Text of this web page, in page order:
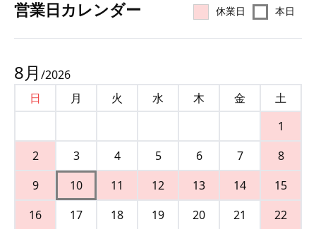
営業⽇カレンダー 休業日 本日
8月 /2026
日
月 火 水 木 金
土
1
2
3 4 5 6 7
8
9
10 11 12 13 14
15
16
17 18 19 20 21
22